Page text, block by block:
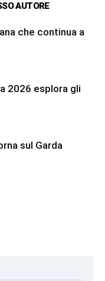
AUTORE
che continua a
2026 esplora gli
sul Garda